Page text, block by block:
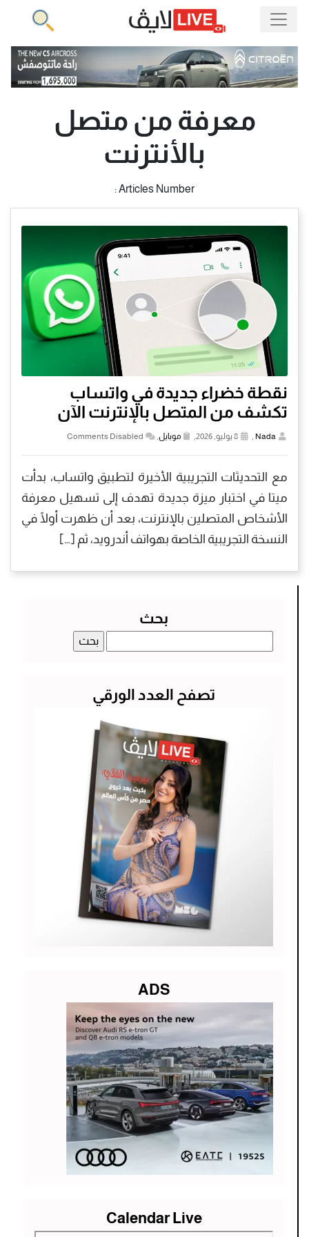
معرفة من متصل
بالأنترنت
Articles Number :
نقطة خضراء جديدة في واتساب
تكشف من المتصل بالإنترنت الآن
Nada موبايل Comments Disabled
مع التحديثات التجريبية الأخيرة لتطبيق واتساب، بدأت
ميتا في اختبار ميزة جديدة تهدف إلى تسهيل معرفة
الأشخاص المتصلين بالإنترنت، بعد أن ظهرت أولًا في
النسخة التجريبية الخاصة بهواتف أندرويد، ثم […]
بحث
عن:
تصفح العدد الورقي
ADS
Calendar Live